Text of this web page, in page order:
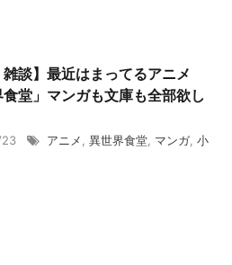
雑談】最近はまってるアニメ
食堂」マンガも文庫も全部欲し
アニメ 異世界食堂 マンガ, 小